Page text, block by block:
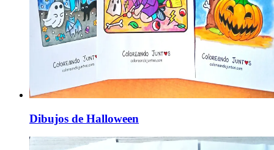
Dibujos de Halloween